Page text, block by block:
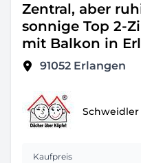
Zentral, aber
sonnige Top 2-
mit Balkon in
91052 Erlangen
Kaufpreis